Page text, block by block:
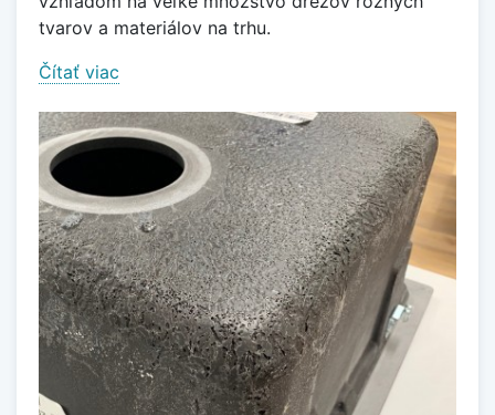
tvarov a materiálov na trhu.
Čítať viac